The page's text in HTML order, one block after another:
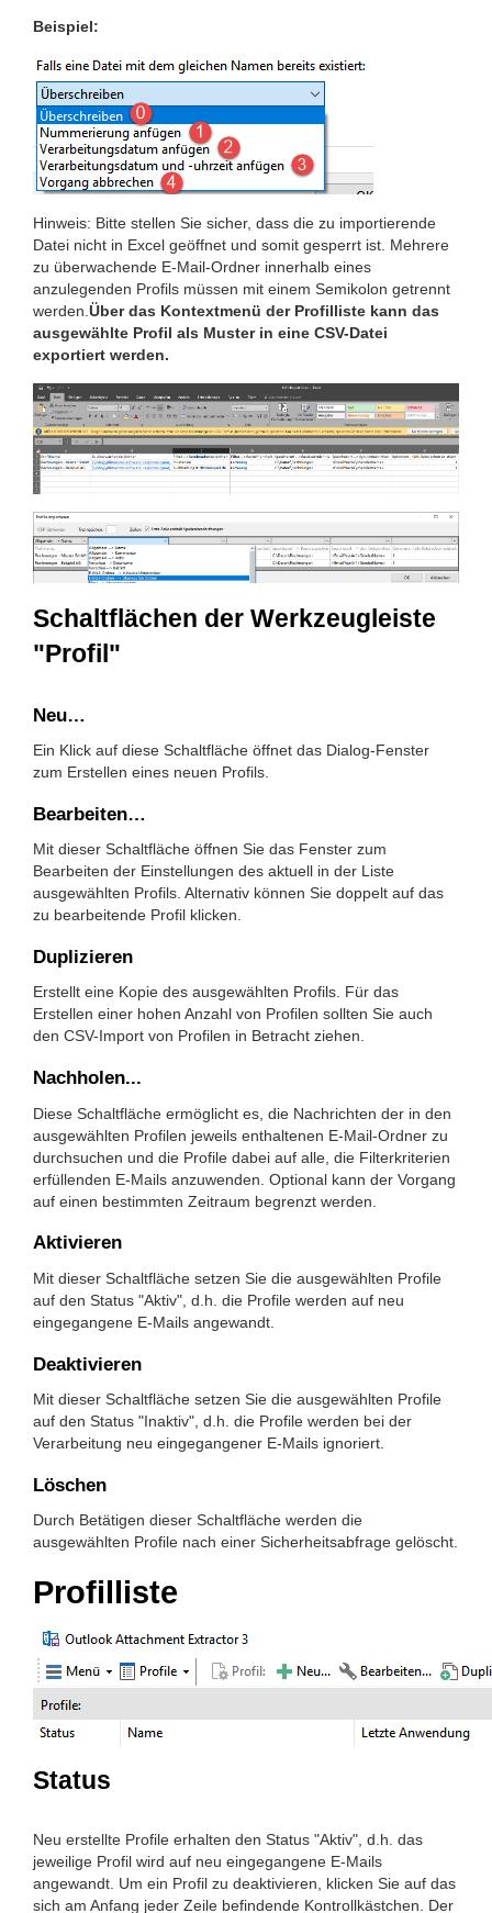
Beispiel:
Hinweis: Bitte stellen Sie sicher, dass die zu importierende
Datei nicht in Excel geöffnet und somit gesperrt ist. Mehrere
zu überwachende E-Mail-Ordner innerhalb eines
anzulegenden Profils müssen mit einem Semikolon getrennt
werden.Über das Kontextmenü der Profilliste kann das
ausgewählte Profil als Muster in eine CSV-Datei
exportiert werden.
Schaltflächen der Werkzeugleiste
"Profil"
Neu…
Ein Klick auf diese Schaltfläche öffnet das Dialog-Fenster
zum Erstellen eines neuen Profils.
Bearbeiten…
Mit dieser Schaltfläche öffnen Sie das Fenster zum
Bearbeiten der Einstellungen des aktuell in der Liste
ausgewählten Profils. Alternativ können Sie doppelt auf das
zu bearbeitende Profil klicken.
Duplizieren
Erstellt eine Kopie des ausgewählten Profils. Für das
Erstellen einer hohen Anzahl von Profilen sollten Sie auch
den CSV-Import von Profilen in Betracht ziehen.
Nachholen...
Diese Schaltfläche ermöglicht es, die Nachrichten der in den
ausgewählten Profilen jeweils enthaltenen E-Mail-Ordner zu
durchsuchen und die Profile dabei auf alle, die Filterkriterien
erfüllenden E-Mails anzuwenden. Optional kann der Vorgang
auf einen bestimmten Zeitraum begrenzt werden.
Aktivieren
Mit dieser Schaltfläche setzen Sie die ausgewählten Profile
auf den Status "Aktiv", d.h. die Profile werden auf neu
eingegangene E-Mails angewandt.
Deaktivieren
Mit dieser Schaltfläche setzen Sie die ausgewählten Profile
auf den Status "Inaktiv", d.h. die Profile werden bei der
Verarbeitung neu eingegangener E-Mails ignoriert.
Löschen
Durch Betätigen dieser Schaltfläche werden die
ausgewählten Profile nach einer Sicherheitsabfrage gelöscht.
Profilliste
Status
Neu erstellte Profile erhalten den Status "Aktiv", d.h. das
jeweilige Profil wird auf neu eingegangene E-Mails
angewandt. Um ein Profil zu deaktivieren, klicken Sie auf das
sich am Anfang jeder Zeile befindende Kontrollkästchen. Der